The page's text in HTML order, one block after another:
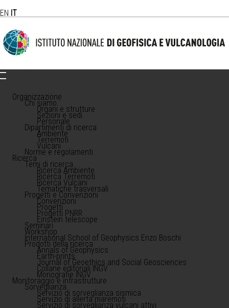
EN IT
Organizzazione
Chi siamo
Organi e strutture
Sezioni e sedi
Personale
Dipartimenti di ricerca
Ambiente
Terremoti
Vulcani
Norme e regolamenti
Ricerca
Temi di ricerca
Ricerca Ambiente
Ricerca Terremoti
Ricerca Vulcani
Tematiche trasversali
Progetti e Convenzioni
Convenzioni
Progetti
Progetti PNRR
Einstein telescope
Seminari
Workshop
International School of Geophysics Enzo Boschi
Prodotti della ricerca
Annals of Geophysics
Earth-prints
Journal of Geoethics and Social Geosciences
Collane editoriali INGV
Monografie INGV
Monitoraggio e infrastrutture
Sorveglianza
Servizio di sorveglianza sismica
Servizio di allerta maremoti
Servizio di sorveglianza vulcani attivi